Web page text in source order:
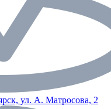
ул. А. Матросова, 2